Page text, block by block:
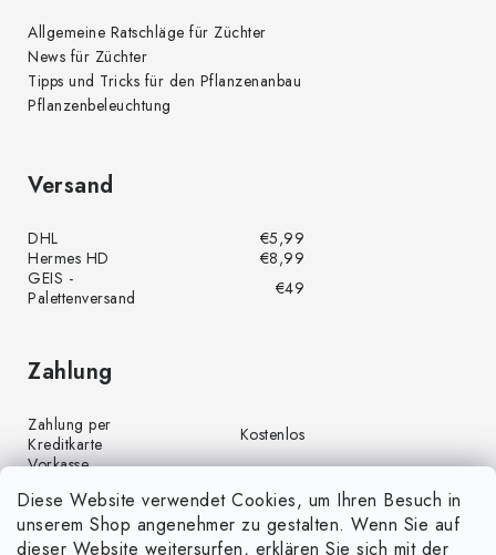
Diese Website verwendet Cookies, um Ihren Besuch in
unserem Shop angenehmer zu gestalten. Wenn Sie auf
dieser Website weitersurfen, erklären Sie sich mit der
Allgemeine Ratschläge für Züchter
News für Züchter
Tipps und Tricks für den Pflanzenanbau
Pflanzenbeleuchtung
Versand
DHL
€5,99
Hermes HD
€8,99
GEIS -
Palettenversand
€49
Zahlung
Zahlung per
Kreditkarte
Kostenlos
Vorkasse
Zahlung per PayPal
Kostenlos
Nachnahme
€4,00